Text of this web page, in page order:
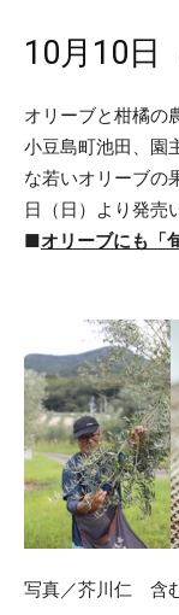
10月10日
オリーブと柑橘の
小豆島町池田、園
な若いオリーブの
日（日）より発売
■オリーブにも「
写真／芥川仁 含